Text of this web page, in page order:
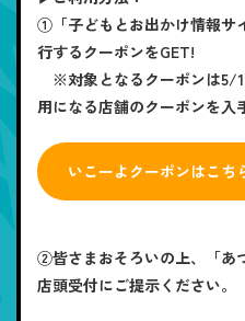
①「子どもとお出かけ情報サ
行するクーポンをGET!
※対象となるクーポンは5/
用になる店舗のクーポンを入
いこーよクーポンはこち
②皆さまおそろいの上、「あ
店頭受付にご提示ください。